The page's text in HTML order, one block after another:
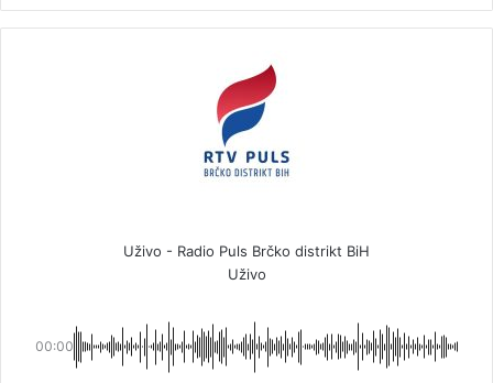
Uživo - Radio Puls Brčko distrikt BiH
Uživo
00:00